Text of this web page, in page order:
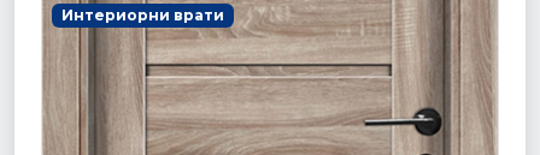
Интериорни врати